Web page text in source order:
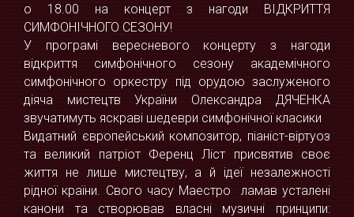
о 18.00 на концерт з нагоди ВІДКРИТТЯ
СИМФОНІЧНОГО СЕЗОНУ!
У програмі вересневого концерту з нагоди
відкриття симфонічного сезону академічного
симфонічного оркестру під орудою заслуженого
діяча мистецтв України Олександра ДЯЧЕНКА
звучатимуть яскраві шедеври симфонічної класики
Видатний європейський композитор, піаніст-віртуоз
та великий патріот Ференц Ліст присвятив своє
життя не лише мистецтву, а й ідеї незалежності
рідної країни. Свого часу Маестро ламав усталені
канони та створював власні музичні принципи: